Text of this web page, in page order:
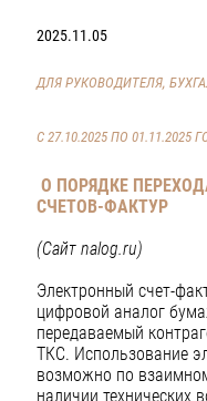
2025.11.05
ДЛЯ РУКОВОДИТЕЛЯ,
С 27.10.2025 ПО 01.11.2025
О ПОРЯДКЕ
СЧЕТОВ-ФАКТУР
(Сайт nalog.ru)
Электронный счет-
цифровой аналог
передаваемый
ТКС. Использование
возможно по
наличии технических